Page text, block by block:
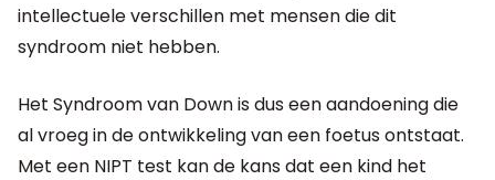
intellectuele verschillen met mensen die dit
syndroom niet hebben.
Het Syndroom van Down is dus een aandoening die
al vroeg in de ontwikkeling van een foetus ontstaat.
Met een NIPT test kan de kans dat een kind het